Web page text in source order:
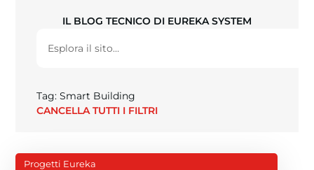
IL BLOG TECNICO DI EUREKA SYSTEM
Tag: Smart Building
CANCELLA TUTTI I FILTRI
Progetti Eureka